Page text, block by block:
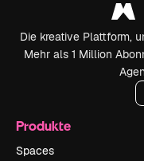
Die kreative Plattform,
Mehr als 1 Million
Produkte
Spaces